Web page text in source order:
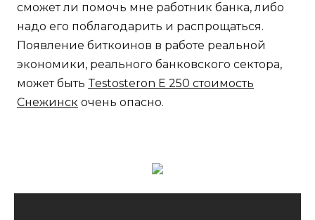
сможет ли помочь мне работник банка, либо
надо его поблагодарить и распрощаться.
Появление биткоинов в работе реальной
экономики, реального банковского сектора,
может быть Testosteron E 250 стоимость
Снежинск очень опасно.